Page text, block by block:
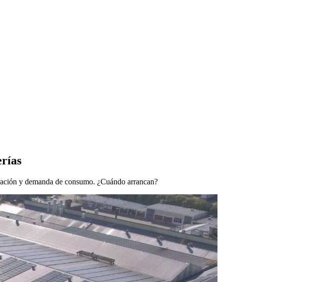
y demanda de consumo. ¿Cuándo arrancan?